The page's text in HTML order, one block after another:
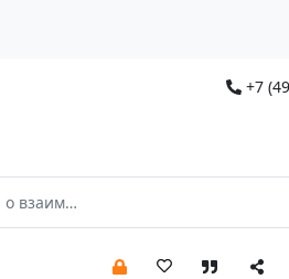
+7
и суда. Статья 1.